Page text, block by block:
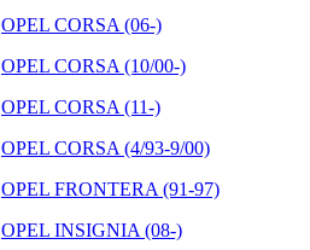
OPEL CORSA (06-)
OPEL CORSA (10/00-)
OPEL CORSA (11-)
OPEL CORSA (4/93-9/00)
OPEL FRONTERA (91-97)
OPEL INSIGNIA (08-)